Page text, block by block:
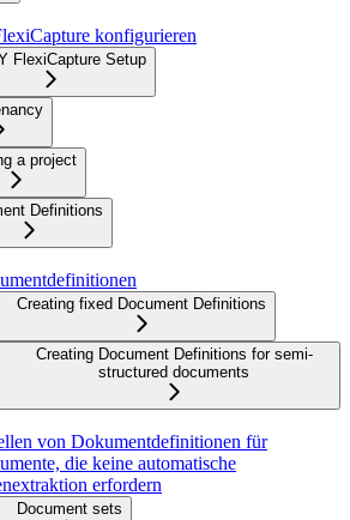
konfigurieren
FlexiCapture Setup
a project
Definitions
Creating fixed Document Definitions
Creating Document Definitions for semi-
structured documents
von Dokumentdefinitionen für
die keine automatische
erfordern
Document sets